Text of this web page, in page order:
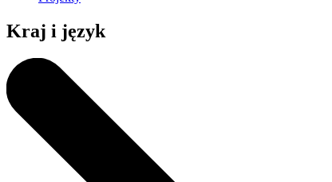
Kraj i język